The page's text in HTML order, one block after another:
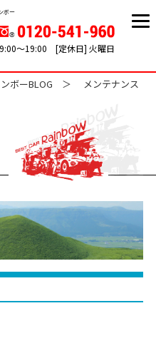
ボー
9:00～19:00 [定休日] 火曜日
ボーBLOG メンテナンス